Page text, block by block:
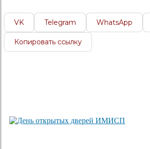
VK Telegram WhatsApp
Копировать ссылку